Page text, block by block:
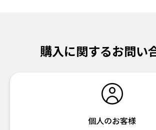
購入に関するお問い
個人のお客様